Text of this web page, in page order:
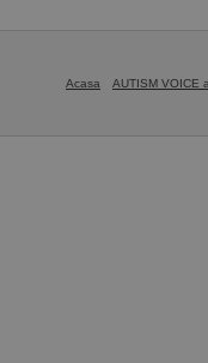
Acasa AUTISM VOICE